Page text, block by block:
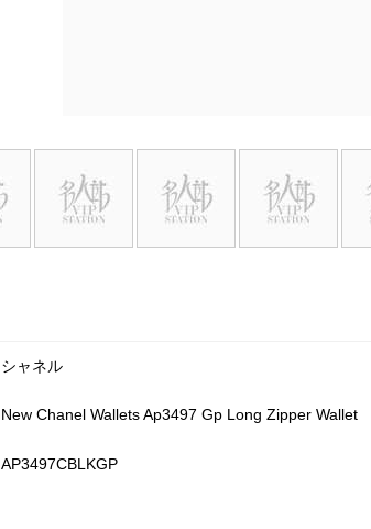
シャネル
New Chanel Wallets Ap3497 Gp Long Zipper Wallet
AP3497CBLKGP